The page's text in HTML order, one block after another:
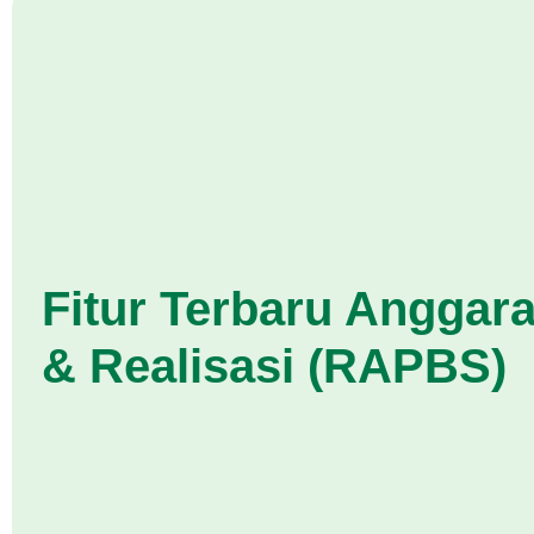
Fitur Terbaru
& Realisasi (RAPBS)